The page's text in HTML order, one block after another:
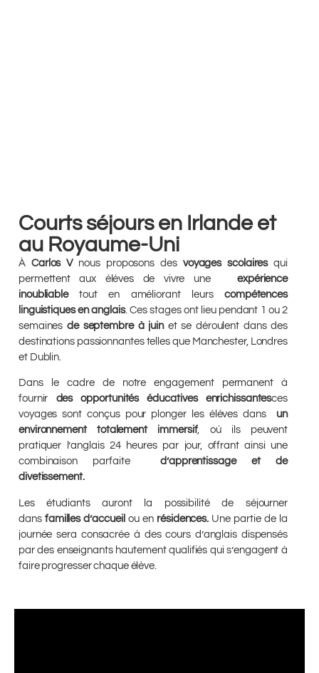
Courts séjours en Irlande et
au Royaume-Uni
À Carlos Vnous proposons des voyages scolairesqui
permettent aux élèves de vivre une
expérience
inoubliabletout en améliorant leurscompétences
linguistiques en anglais. Ces stages ont lieu pendant 1 ou 2
semaines de septembre à juinet se déroulent dans des
destinations passionnantes telles que Manchester, Londres
et Dublin.
Dans le cadre de notre engagement permanent à
fournir des opportunités éducatives enrichissantesces
voyages sont conçus pour plonger les élèves dans un
environnement totalement immersif, où ils peuvent
pratiquer l’anglais 24 heures par jour, offrant ainsi une
combinaison parfaited’apprentissage et de
divetissement.
Les étudiants auront la possibilité de séjourner
dans familles d’accueil ou en résidences. Une partie de la
journée sera consacrée à des cours d’anglais dispensés
par des enseignants hautement qualifiés qui s’engagent à
faire progresser chaque élève.